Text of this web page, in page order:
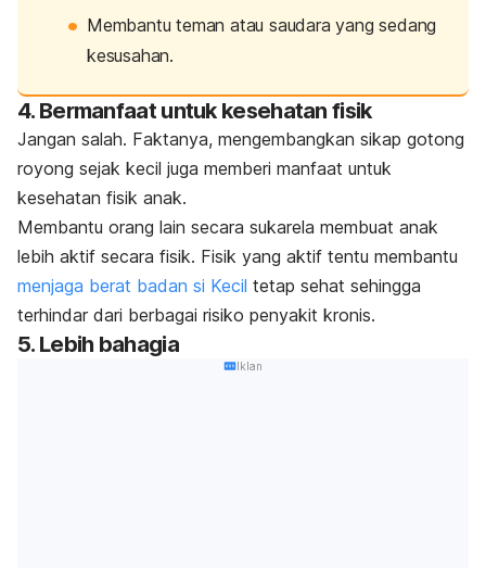
Membantu teman atau saudara yang sedang
kesusahan.
4. Bermanfaat untuk kesehatan fisik
Jangan salah. Faktanya, mengembangkan sikap gotong
royong sejak kecil juga memberi manfaat untuk
kesehatan fisik anak.
Membantu orang lain secara sukarela membuat anak
lebih aktif secara fisik. Fisik yang aktif tentu membantu
menjaga berat badan si Kecil tetap sehat sehingga
terhindar dari berbagai risiko penyakit kronis.
5. Lebih bahagia
Iklan